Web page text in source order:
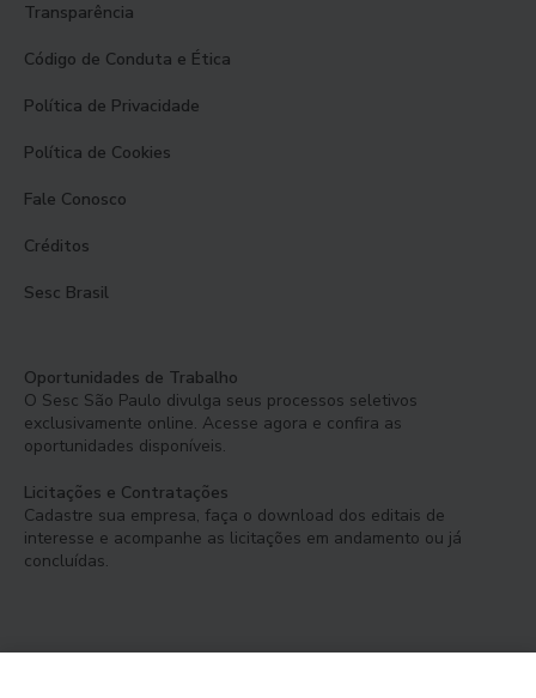
Transparência
Código de Conduta e Ética
Política de Privacidade
Política de Cookies
Fale Conosco
Créditos
Sesc Brasil
Oportunidades de Trabalho
O Sesc São Paulo divulga seus processos seletivos
exclusivamente online. Acesse agora e confira as
oportunidades disponíveis.
Licitações e Contratações
Cadastre sua empresa, faça o download dos editais de
interesse e acompanhe as licitações em andamento ou já
concluídas.